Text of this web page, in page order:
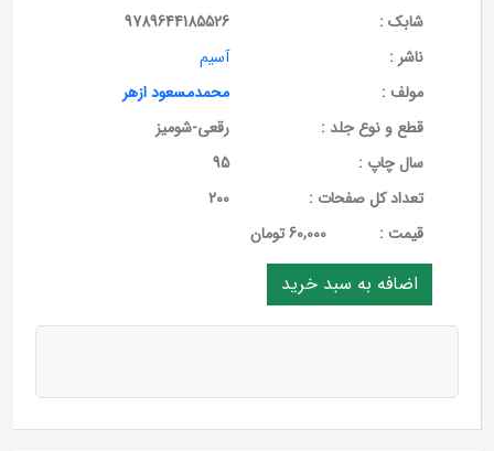
شابک :
9789644185526
ناشر :
آسیم
مولف :
محمدمسعود ازهر
قطع و نوع جلد :
رقعی-شومیز
سال چاپ :
95
تعداد کل صفحات :
200
قيمت :
60,000 تومان